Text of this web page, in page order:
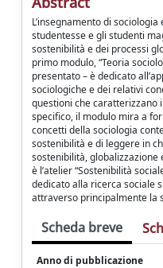
L’insegnamento di
studentesse e gli studenti
sostenibilità e dei processi
primo modulo, “Teoria
presentato – è dedicato
sociologiche e dei relativi
questioni che caratterizzano
specifico, il modulo mira a
concetti della sociologia
sostenibilità e di leggere in
sostenibilità, globalizzazione
è l’atelier “Sostenibilità
dedicato alla ricerca sociale
attraverso principalmente la
Scheda breve
Anno di pubblicazione